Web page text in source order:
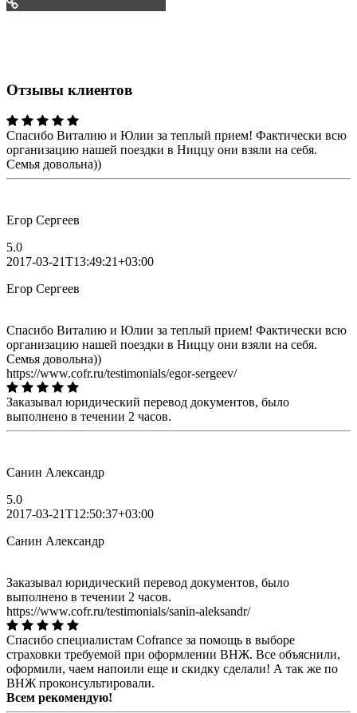
Отзывы клиентов
Спасибо Виталию и Юлии за теплый прием! Фактически всю
организацию нашей поездки в Ниццу они взяли на себя.
Семья довольна))
Егор Сергеев
5.0
2017-03-21T13:49:21+03:00
Егор Сергеев
Спасибо Виталию и Юлии за теплый прием! Фактически всю
организацию нашей поездки в Ниццу они взяли на себя.
Семья довольна))
https://www.cofr.ru/testimonials/egor-sergeev/
Заказывал юридический перевод документов, было
выполнено в течении 2 часов.
Санин Александр
5.0
2017-03-21T12:50:37+03:00
Санин Александр
Заказывал юридический перевод документов, было
выполнено в течении 2 часов.
https://www.cofr.ru/testimonials/sanin-aleksandr/
Спасибо специалистам Cofrance за помощь в выборе
страховки требуемой при оформлении ВНЖ. Все объяснили,
оформили, чаем напоили еще и скидку сделали! А так же по
ВНЖ проконсультировали.
Всем рекомендую!